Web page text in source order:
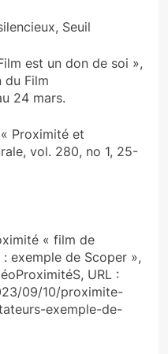
Seuil
est un don de soi »,
du Film
24 mars.
Proximité et
vol. 280, no 1, 25-
« film de
exemple de Scoper »,
URL :
09/10/proximite-
exemple-de-